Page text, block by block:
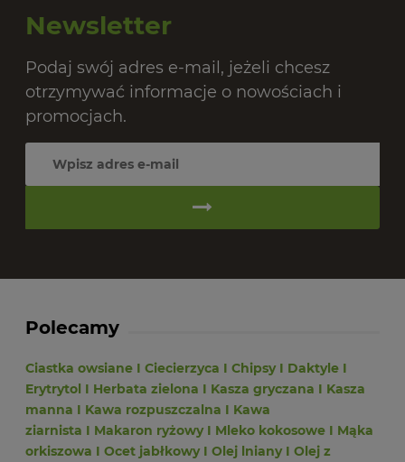
Newsletter
Podaj swój adres e-mail, jeżeli chcesz
otrzymywać informacje o nowościach i
promocjach.
Polecamy
Ciastka owsiane I Ciecierzyca I ChipsyI Daktyle I
Erytrytol I Herbata zielona I Kasza gryczana I Kasza
manna I Kawa rozpuszczalna I Kawa
ziarnista I Makaron ryżowyI Mleko kokosowe I Mąka
orkiszowa I Ocet jabłkowyI Olej lnianyI Olej z